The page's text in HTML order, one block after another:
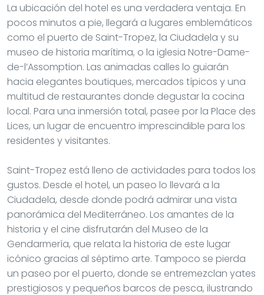
La ubicación del hotel es una verdadera ventaja. En
pocos minutos a pie, llegará a lugares emblemáticos
como el puerto de Saint-Tropez, la Ciudadela y su
museo de historia marítima, o la iglesia Notre-Dame-
de-l’Assomption. Las animadas calles lo guiarán
hacia elegantes boutiques, mercados típicos y una
multitud de restaurantes donde degustar la cocina
local. Para una inmersión total, pasee por la Place des
Lices, un lugar de encuentro imprescindible para los
residentes y visitantes.
Saint-Tropez está lleno de actividades para todos los
gustos. Desde el hotel, un paseo lo llevará a la
Ciudadela, desde donde podrá admirar una vista
panorámica del Mediterráneo. Los amantes de la
historia y el cine disfrutarán del Museo de la
Gendarmería, que relata la historia de este lugar
icónico gracias al séptimo arte. Tampoco se pierda
un paseo por el puerto, donde se entremezclan yates
prestigiosos y pequeños barcos de pesca, ilustrando